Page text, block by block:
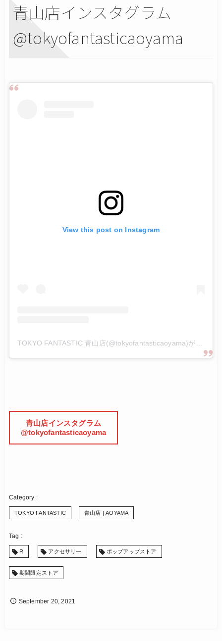
青山店インスタグラム
@tokyofantasticaoyama
View this post on Instagram
青山店インスタグラム
@tokyofantasticaoyama
TOKYO FANTASTIC 青山店 | AOYAMA
R アクセサリー ポップアップストア
期間限定ストア
September 20 ,2021